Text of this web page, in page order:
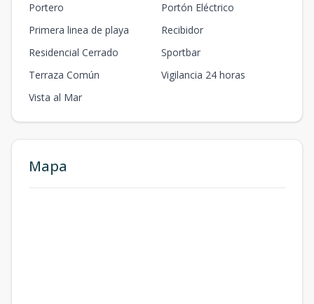
Portero
Portón Eléctrico
Primera linea de playa
Recibidor
Residencial Cerrado
Sportbar
Terraza Común
Vigilancia 24 horas
Vista al Mar
Mapa